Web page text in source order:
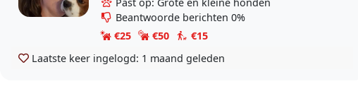
Beantwoorde berichten 0%
€25
€50
€15
Laatste keer ingelogd: 1 maand geleden